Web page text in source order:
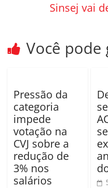
h
Sinsej vai
Você pode
Pressão da
categoria
impede
votação na
CVJ sobre a
redução de
3% nos
salários